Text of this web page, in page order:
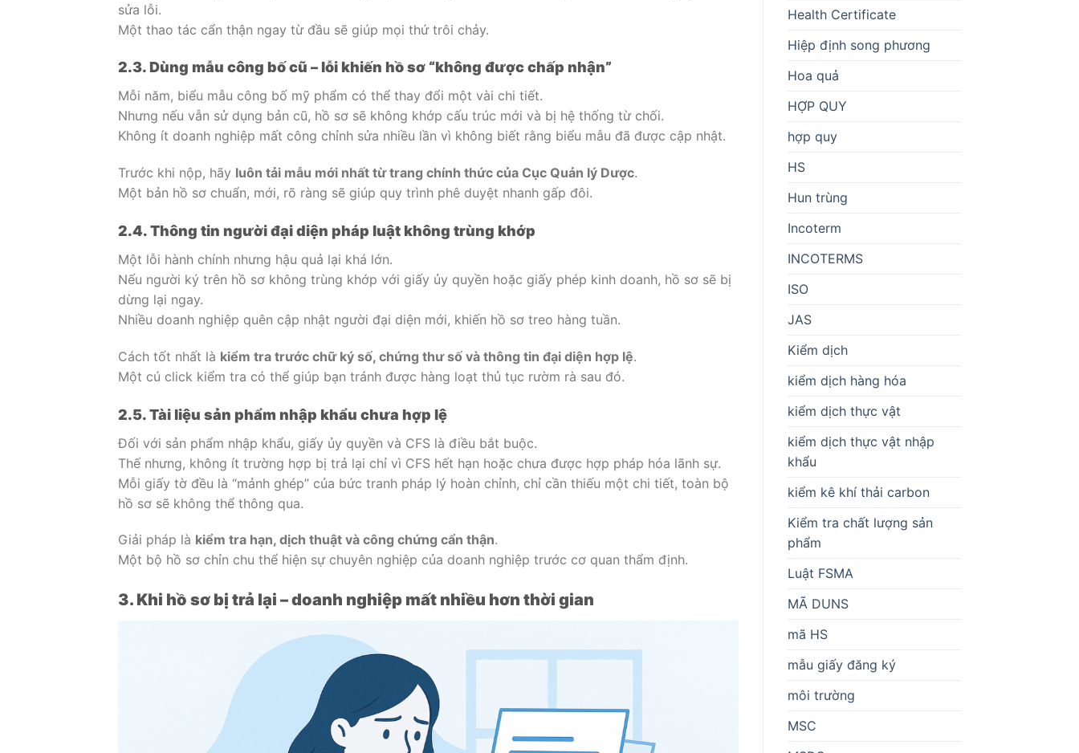
sửa lỗi.
Một thao tác cẩn thận ngay từ đầu sẽ giúp mọi thứ trôi chảy.
2.3. Dùng mẫu công bố cũ – lỗi khiến hồ sơ “không được chấp nhận”
Mỗi năm, biểu mẫu công bố mỹ phẩm có thể thay đổi một vài chi tiết.
Nhưng nếu vẫn sử dụng bản cũ, hồ sơ sẽ không khớp cấu trúc mới và bị hệ thống từ chối.
Không ít doanh nghiệp mất công chỉnh sửa nhiều lần vì không biết rằng biểu mẫu đã được cập nhật.
Trước khi nộp, hãy luôn tải mẫu mới nhất từ trang chính thức của Cục Quản lý Dược.
Một bản hồ sơ chuẩn, mới, rõ ràng sẽ giúp quy trình phê duyệt nhanh gấp đôi.
2.4. Thông tin người đại diện pháp luật không trùng khớp
Một lỗi hành chính nhưng hậu quả lại khá lớn.
Nếu người ký trên hồ sơ không trùng khớp với giấy ủy quyền hoặc giấy phép kinh doanh, hồ sơ sẽ bị
dừng lại ngay.
Nhiều doanh nghiệp quên cập nhật người đại diện mới, khiến hồ sơ treo hàng tuần.
Cách tốt nhất là kiểm tra trước chữ ký số, chứng thư số và thông tin đại diện hợp lệ.
Một cú click kiểm tra có thể giúp bạn tránh được hàng loạt thủ tục rườm rà sau đó.
2.5. Tài liệu sản phẩm nhập khẩu chưa hợp lệ
Đối với sản phẩm nhập khẩu, giấy ủy quyền và CFS là điều bắt buộc.
Thế nhưng, không ít trường hợp bị trả lại chỉ vì CFS hết hạn hoặc chưa được hợp pháp hóa lãnh sự.
Mỗi giấy tờ đều là “mảnh ghép” của bức tranh pháp lý hoàn chỉnh, chỉ cần thiếu một chi tiết, toàn bộ
hồ sơ sẽ không thể thông qua.
Giải pháp là kiểm tra hạn, dịch thuật và công chứng cẩn thận.
Một bộ hồ sơ chỉn chu thể hiện sự chuyên nghiệp của doanh nghiệp trước cơ quan thẩm định.
3. Khi hồ sơ bị trả lại – doanh nghiệp mất nhiều hơn thời gian
Health Certificate
Hiệp định song phương
Hoa quả
HỢP QUY
hợp quy
HS
Hun trùng
Incoterm
INCOTERMS
ISO
JAS
Kiểm dịch
kiểm dịch hàng hóa
kiểm dịch thực vật
kiểm dịch thực vật nhập
khẩu
kiểm kê khí thải carbon
Kiểm tra chất lượng sản
phẩm
Luật FSMA
MÃ DUNS
mã HS
mẫu giấy đăng ký
môi trường
MSC